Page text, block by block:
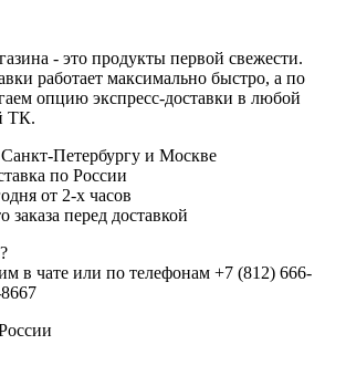
- это продукты первой свежести.
работает максимально быстро, а по
опцию экспресс-доставки в любой
ТК.
Петербургу и Москве
по России
от 2-х часов
перед доставкой
в чате или по телефонам +7 (812) 666-